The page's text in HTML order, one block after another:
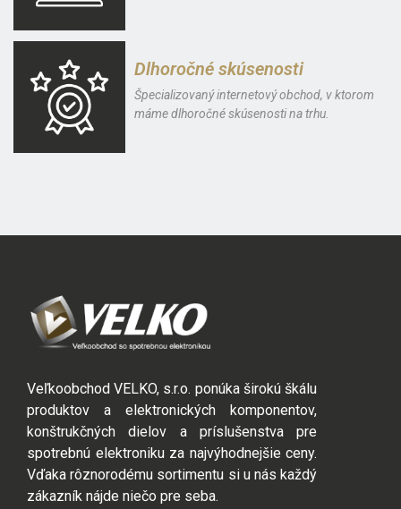
Dlhoročné skúsenosti
Špecializovaný internetový obchod, v ktorom
máme dlhoročné skúsenosti na trhu.
Veľkoobchod VELKO, s.r.o. ponúka širokú škálu
produktov a elektronických komponentov,
konštrukčných dielov a príslušenstva pre
spotrebnú elektroniku za najvýhodnejšie ceny.
Vďaka rôznorodému sortimentu si u nás každý
zákazník nájde niečo pre seba.